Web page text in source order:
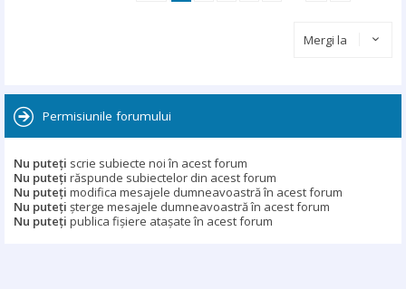
Mergi la
Permisiunile forumului
Nu puteţi scrie subiecte noi în acest forum
Nu puteţi răspunde subiectelor din acest forum
Nu puteţi modifica mesajele dumneavoastră în acest forum
Nu puteţi şterge mesajele dumneavoastră în acest forum
Nu puteţi publica fişiere ataşate în acest forum